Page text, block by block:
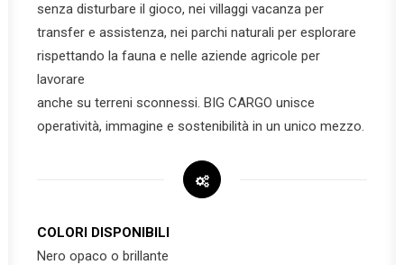
senza disturbare il gioco, nei villaggi vacanza per
transfer e assistenza, nei parchi naturali per esplorare
rispettando la fauna e nelle aziende agricole per
lavorare
anche su terreni sconnessi. BIG CARGO unisce
operatività, immagine e sostenibilità in un unico mezzo.
COLORI DISPONIBILI
Nero opaco o brillante